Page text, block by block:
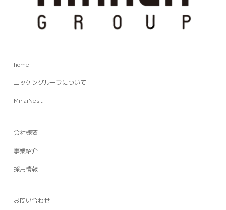
home
ニッケングループについて
MiraiNest
会社概要
事業紹介
採用情報
お問い合わせ